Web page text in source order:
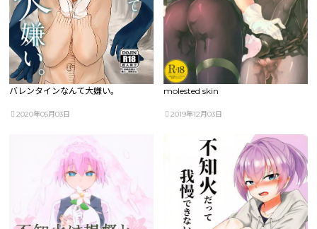
バレンタインなんて大嫌い。
2020年05月03日
molested skin
2019年12月03日